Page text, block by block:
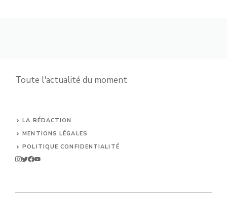
Toute l'actualité du moment
LA RÉDACTION
MENTIONS LÉGALES
POLITIQUE CONFIDENTIALITÉ